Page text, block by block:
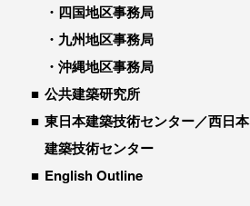
四国地区事務局
九州地区事務局
沖縄地区事務局
公共建築研究所
東日本建築技術センター／西日本
建築技術センター
English Outline